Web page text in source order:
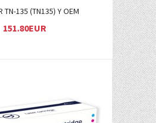
TN-135 (TN135) Y OEM
151.80EUR